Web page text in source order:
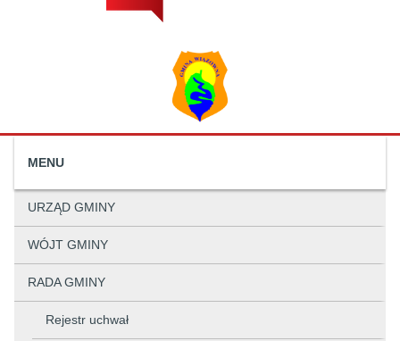
MENU
URZĄD GMINY
WÓJT GMINY
RADA GMINY
Rejestr uchwał